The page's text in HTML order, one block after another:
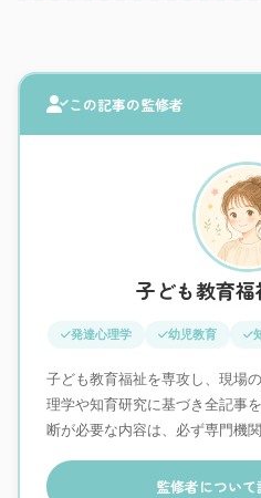
この記事の監修者
子ども教育
発達心理学 幼児教育
子ども教育福祉を専攻し、現場
理学や知育研究に基づき全記事
断が必要な内容は、必ず専門機
監修者について